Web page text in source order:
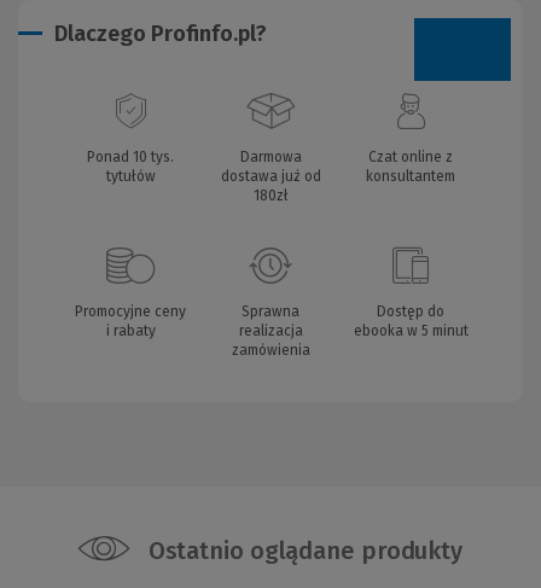
Dlaczego Profinfo.pl?
Ponad 10 tys.
tytułów
Darmowa
dostawa już od
180zł
Czat online z
konsultantem
Promocyjne ceny
i rabaty
Sprawna
realizacja
zamówienia
Dostęp do
ebooka w 5 minut
Ostatnio oglądane produkty